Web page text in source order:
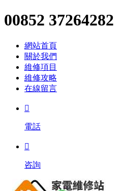
00852 37264282
網站首頁
關於我們
維修項目
維修攻略
在線留言

電話

咨詢